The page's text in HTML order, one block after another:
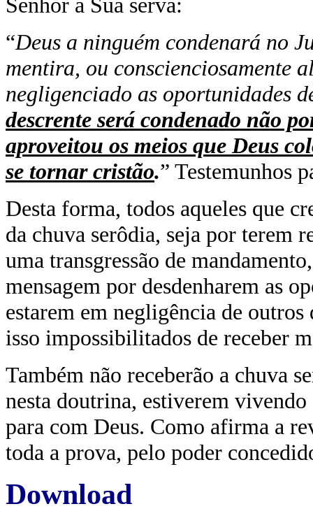
“Deus a ninguém condenará no
mentira, ou conscienciosamente
negligenciado as oportunidades
descrente será condenado não
aproveitou os meios que Deus
se tornar cristão.” Testemunhos
Desta forma, todos aqueles que
da chuva serôdia, seja por terem
uma transgressão de
mensagem por desdenharem as
estarem em negligência de
isso impossibilitados de receber
Também não receberão a chuva
nesta doutrina, estiverem
para com Deus. Como afirma a
toda a prova, pelo poder
Download